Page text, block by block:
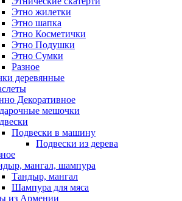
Этно жилетки
Этно шапка
Этно Косметички
Этно Подушки
Этно Сумки
Разное
деревянные
Декоративное
мешочки
Подвески в машину
Подвески из дерева
мангал, шампура
Тандыр, мангал
Шампура для мяса
из Армении